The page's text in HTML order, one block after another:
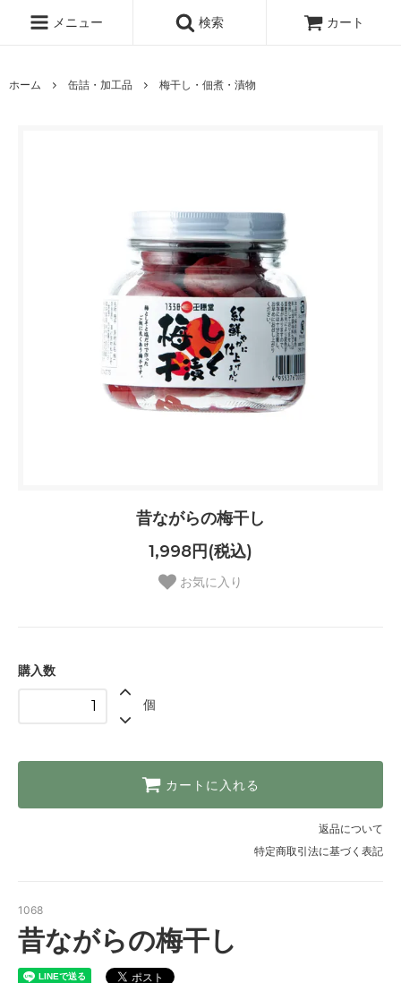
メニュー 検索 カート
ホーム 缶詰・加工品 梅干し・佃煮・漬物
昔ながらの梅干し
1,998円(税込)
お気に入り
購入数
個
カートに入れる
返品について
特定商取引法に基づく表記
1068
昔ながらの梅干し